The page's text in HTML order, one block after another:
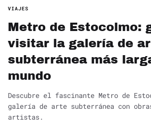
VIAJES
Metro de Estocolmo:
visitar la galería de
subterránea más
mundo
Descubre el fascinante Metro de
galería de arte subterránea con
artistas.